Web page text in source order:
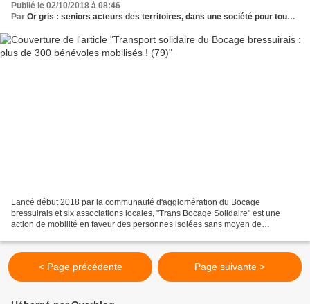
Publié le 02/10/2018 à 08:46
Par Or gris : seniors acteurs des territoires, dans une société pour tous les âges
Lancé début 2018 par la communauté d'agglomération du Bocage
bressuirais et six associations locales, "Trans Bocage Solidaire" est une
action de mobilité en faveur des personnes isolées sans moyen de
< Page précédente Page suivante >